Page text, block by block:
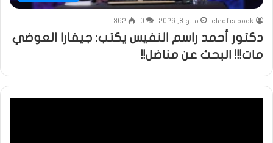
elnafis book مايو 8, 2026 0
362
دكتور أحمد راسم النفيس يكتب: جيفارا العوضي
مات!!! البحث عن مناضل!!